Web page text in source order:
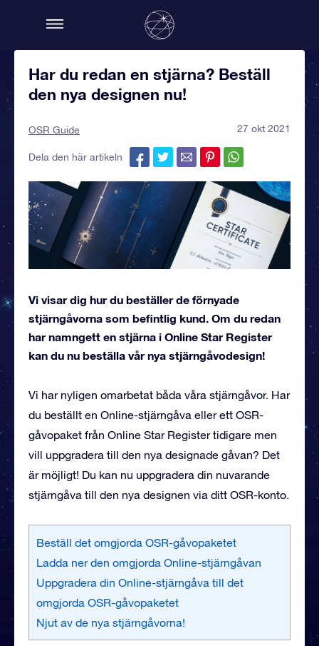
Har du redan en stjärna? Beställ
den nya designen nu!
OSR Guide 27 okt 2021
Dela den här artikeln
Vi visar dig hur du beställer de förnyade
stjärngåvorna som befintlig kund. Om du redan
har namngett en stjärna i Online Star Register
kan du nu beställa vår nya stjärngåvodesign!
Vi har nyligen omarbetat båda våra stjärngåvor. Har
du beställt en Online-stjärngåva eller ett OSR-
gåvopaket från Online Star Register tidigare men
vill uppgradera till den nya designade gåvan? Det
är möjligt! Du kan nu uppgradera din nuvarande
stjärngåva till den nya designen via ditt OSR-konto.
Beställ det omgjorda OSR-gåvopaketet
Ladda ner den omgjorda Online-stjärngåvan
Uppgradera din Online-stjärngåva till det
omgjorda OSR-gåvopaketet
Njut av de nya stjärngåvorna!